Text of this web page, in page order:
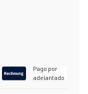
Pago por
adelantado